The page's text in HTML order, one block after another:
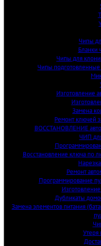
Чипы
Бланки
Чипы для
Чипы
Изготовление
Замена
Ремонт ключей
ВОССТАНОВЛЕНИЕ
ЧИП
Восстановление ключа по
Ремонт
Программирование
Дубликаты
Замена элементов питания
Утеря